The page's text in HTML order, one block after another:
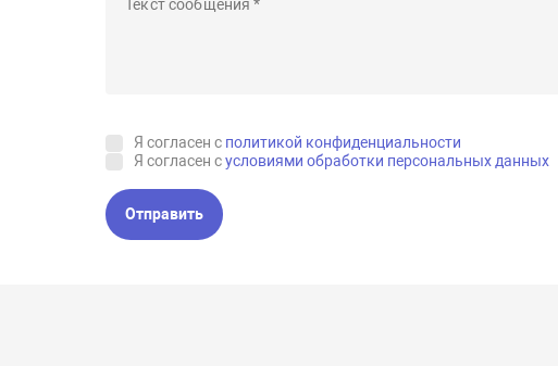
Я согласен с политикой конфиденциальности
Я согласен сусловиями обработки персональных данных
Отправить